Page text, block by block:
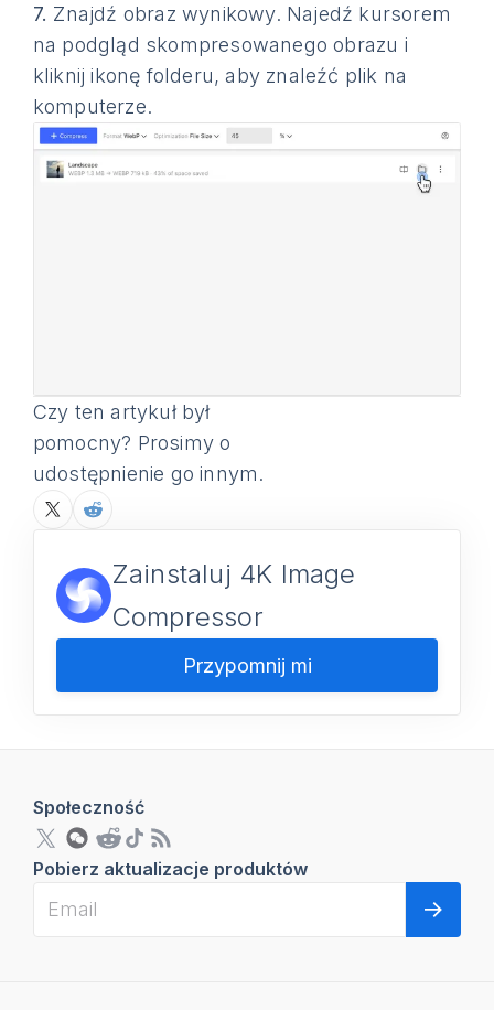
7. Znajdź obraz wynikowy. Najedź kursorem
na podgląd skompresowanego obrazu i
kliknij ikonę folderu, aby znaleźć plik na
komputerze.
Czy ten artykuł był
pomocny? Prosimy o
udostępnienie go innym.
Zainstaluj 4K Image
Compressor
Przypomnij mi
Społeczność
Pobierz aktualizacje produktów